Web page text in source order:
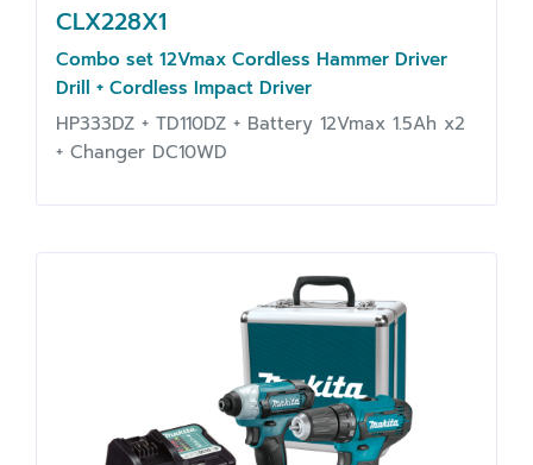
CLX228X1
Combo set 12Vmax Cordless Hammer Driver
Drill + Cordless Impact Driver
HP333DZ + TD110DZ + Battery 12Vmax 1.5Ah x2
+ Changer DC10WD